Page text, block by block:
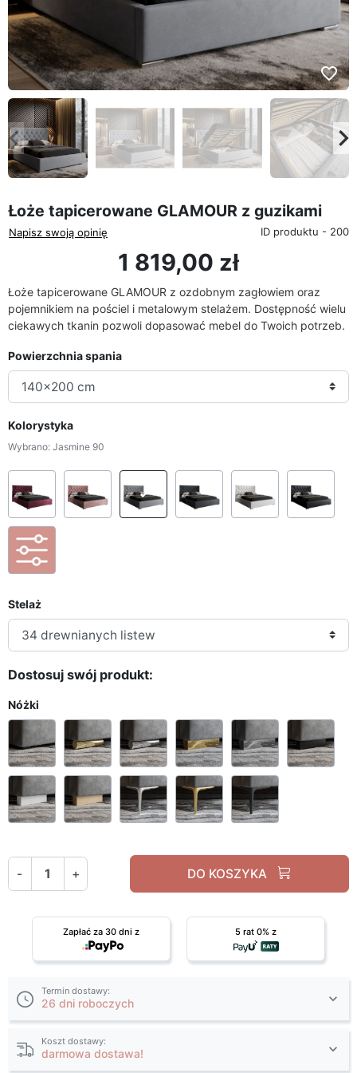
favorite_border
Poprzedni
Łoże tapicerowane GLAMOUR z guzikami
Napisz swoją opinię ID produktu - 200
1 819,00 zł
Łoże tapicerowane GLAMOUR z ozdobnym zagłowiem oraz
pojemnikiem na pościel i metalowym stelażem. Dostępność wielu
ciekawych tkanin pozwoli dopasować mebel do Twoich potrzeb.
Powierzchnia spania
Kolorystyka
Wybrano: Jasmine 90
French Velvet 663French Velvet 682
Jasmine 90
Stelaż
Dostosuj swój produkt:
Nóżki
Ślizgi Owalne nóżki złoty chrom
Owalne nóżki srebrny chrom
Kwadratowe nóżki
Białe kwadratowe nóżki
Bukowe kwadratowe nóżki
Wysokie srebrne nóżki
Wysokie złote nóżki
- + DO KOSZYKA
Zapłać za 30 dni z 5 rat 0% z
Termin dostawy:
26 dni roboczych
Koszt dostawy:
darmowa dostawa!